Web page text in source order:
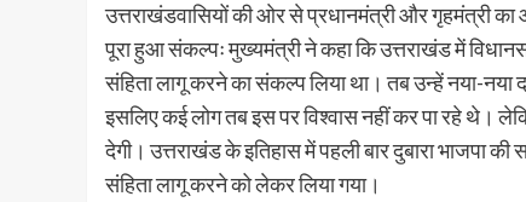
उत्तराखंडवासियों की ओर से प्रधानमंत्री और गृहमंत्री का
पूरा हुआ संकल्पः मुख्यमंत्री ने कहा कि उत्तराखंड में
संहिता लागू करने का संकल्प लिया था। तब उन्हें नया-नया
इसलिए कई लोग तब इस पर विश्वास नहीं कर पा रहे थे।
देगी। उत्तराखंड के इतिहास में पहली बार दुबारा भाजपा
संहिता लागू करने को लेकर लिया गया।